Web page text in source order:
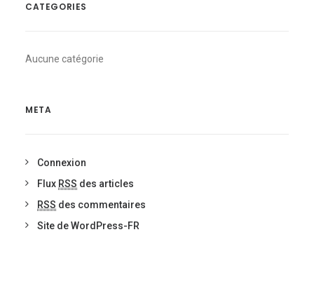
CATEGORIES
Aucune catégorie
META
Connexion
Flux RSS des articles
RSS des commentaires
Site de WordPress-FR